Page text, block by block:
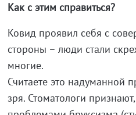
Как с этим справиться?
Ковид проявил себя с
стороны – люди стали
многие.
Считаете это надуманной
зря. Стоматологи